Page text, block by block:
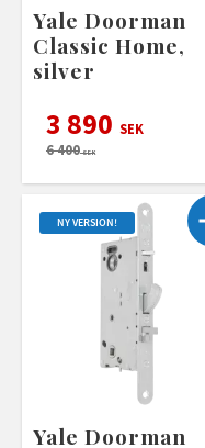
Yale Doorman
Classic Home,
silver
3 890 SEK
6 400SEK
Yale Doorman
NY VERSION!